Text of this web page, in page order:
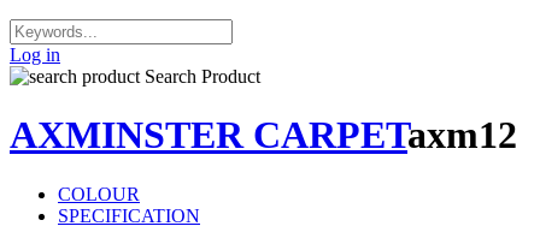
Log in
Search Product
AXMINSTER CARPETaxm12
COLOUR
SPECIFICATION